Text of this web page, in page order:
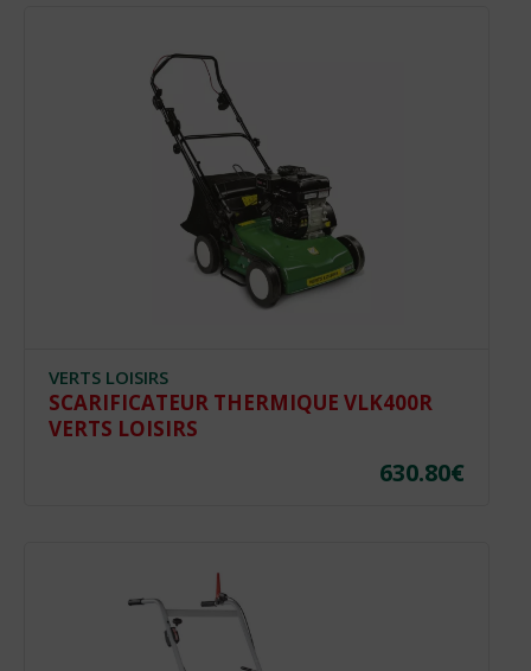
VERTS LOISIRS
SCARIFICATEUR THERMIQUE VLK400R
VERTS LOISIRS
630.80€